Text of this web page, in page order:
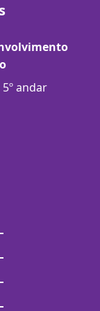
andar